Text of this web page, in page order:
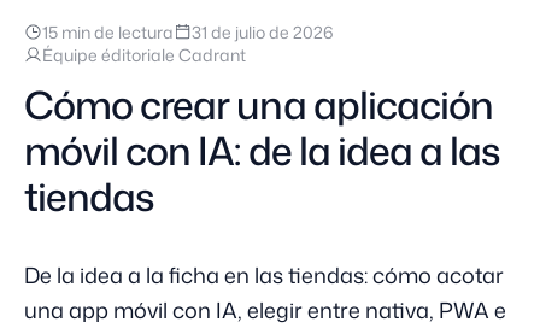
15 min de lectura
31 de julio de 2026
Équipe éditoriale Cadrant
Cómo crear una aplicación
móvil con IA: de la idea a las
tiendas
De la idea a la ficha en las tiendas: cómo acotar
una app móvil con IA, elegir entre nativa, PWA e